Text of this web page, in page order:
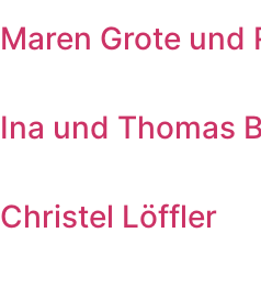
Maren Grote und
Ina und Thomas
Christel Löffler